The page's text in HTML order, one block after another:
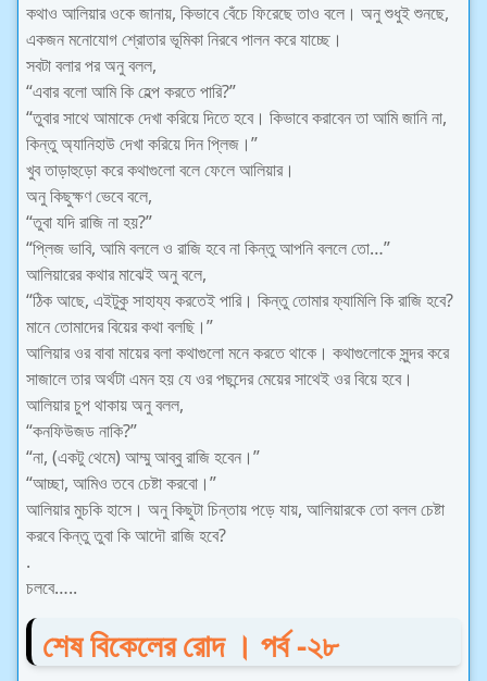
কথাও আলিয়ার ওকে জানায়, কিভাবে বেঁচে ফিরেছে তাও বলে। অনু শুধুই শুনছে,
একজন মনোযোগ শ্রোতার ভূমিকা নিরবে পালন করে যাচ্ছে।
সবটা বলার পর অনু বলল,
“এবার বলো আমি কি হেল্প করতে পারি?”
“তুবার সাথে আমাকে দেখা করিয়ে দিতে হবে। কিভাবে করাবেন তা আমি জানি না,
কিন্তু অ্যানিহাউ দেখা করিয়ে দিন প্লিজ।”
খুব তাড়াহুড়ো করে কথাগুলো বলে ফেলে আলিয়ার।
অনু কিছুক্ষণ ভেবে বলে,
“তুবা যদি রাজি না হয়?”
“প্লিজ ভাবি, আমি বললে ও রাজি হবে না কিন্তু আপনি বললে তো…”
আলিয়ারের কথার মাঝেই অনু বলে,
“ঠিক আছে, এইটুকু সাহায্য করতেই পারি। কিন্তু তোমার ফ্যামিলি কি রাজি হবে?
মানে তোমাদের বিয়ের কথা বলছি।”
আলিয়ার ওর বাবা মায়ের বলা কথাগুলো মনে করতে থাকে। কথাগুলোকে সুন্দর করে
সাজালে তার অর্থটা এমন হয় যে ওর পছন্দের মেয়ের সাথেই ওর বিয়ে হবে।
আলিয়ার চুপ থাকায় অনু বলল,
“কনফিউজড নাকি?”
“না, (একটু থেমে) আম্মু আব্বু রাজি হবেন।”
“আচ্ছা, আমিও তবে চেষ্টা করবো।”
আলিয়ার মুচকি হাসে। অনু কিছুটা চিন্তায় পড়ে যায়, আলিয়ারকে তো বলল চেষ্টা
করবে কিন্তু তুবা কি আদৌ রাজি হবে?
.
চলবে…..
শেষ বিকেলের রোদ । পর্ব -২৮